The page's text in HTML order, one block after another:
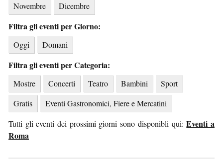
Novembre
Dicembre
Filtra gli eventi per Giorno:
Oggi Domani
Filtra gli eventi per Categoria:
Mostre Concerti Teatro Bambini
Sport
Gratis
Eventi Gastronomici, Fiere e Mercatini
Tutti gli eventi dei prossimi giorni sono disponibli qui:Eventi a
Roma